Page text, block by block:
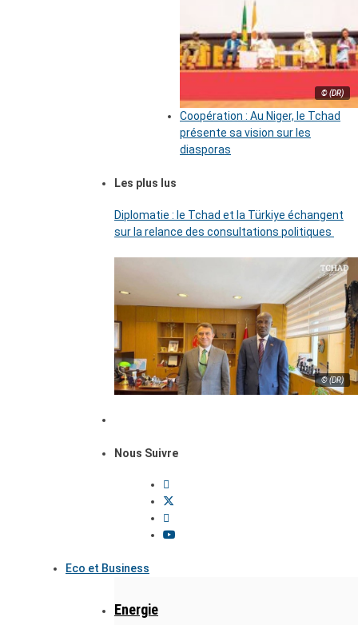
© (DR)
Coopération : Au Niger, le Tchad
présente sa vision sur les
diasporas
Les plus lus
Diplomatie : le Tchad et la Türkiye échangent
sur la relance des consultations politiques
© (DR)
Nous Suivre
Eco et Business
Energie